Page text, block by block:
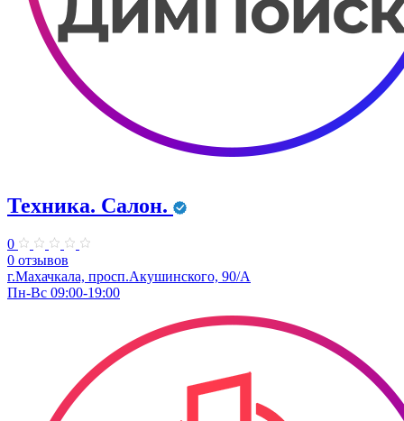
Техника. Салон.
0
0 отзывов
г.Махачкала, просп.Акушинского, 90/А
Пн-Вс 09:00-19:00